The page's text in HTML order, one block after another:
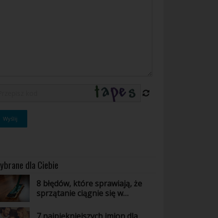
dla Ciebie
8 błędów, które sprawiają, że
sprzątanie ciągnie się w